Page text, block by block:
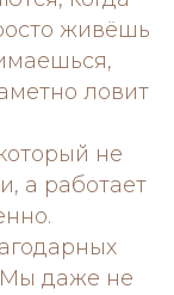
живёшь
ловит
не
а работает
даже не